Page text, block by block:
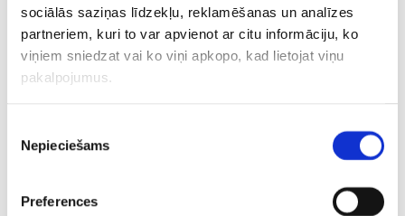
sociālās saziņas līdzekļu, reklamēšanas un analīzes
partneriem, kuri to var apvienot ar citu informāciju, ko
viņiem sniedzat vai ko viņi apkopo, kad lietojat viņu
pakalpojumus.
izvēle
Nepieciešams
Preferences
U18 sieviešu
basketbola izlase
Lasmanis un
Izraēla
galvenā